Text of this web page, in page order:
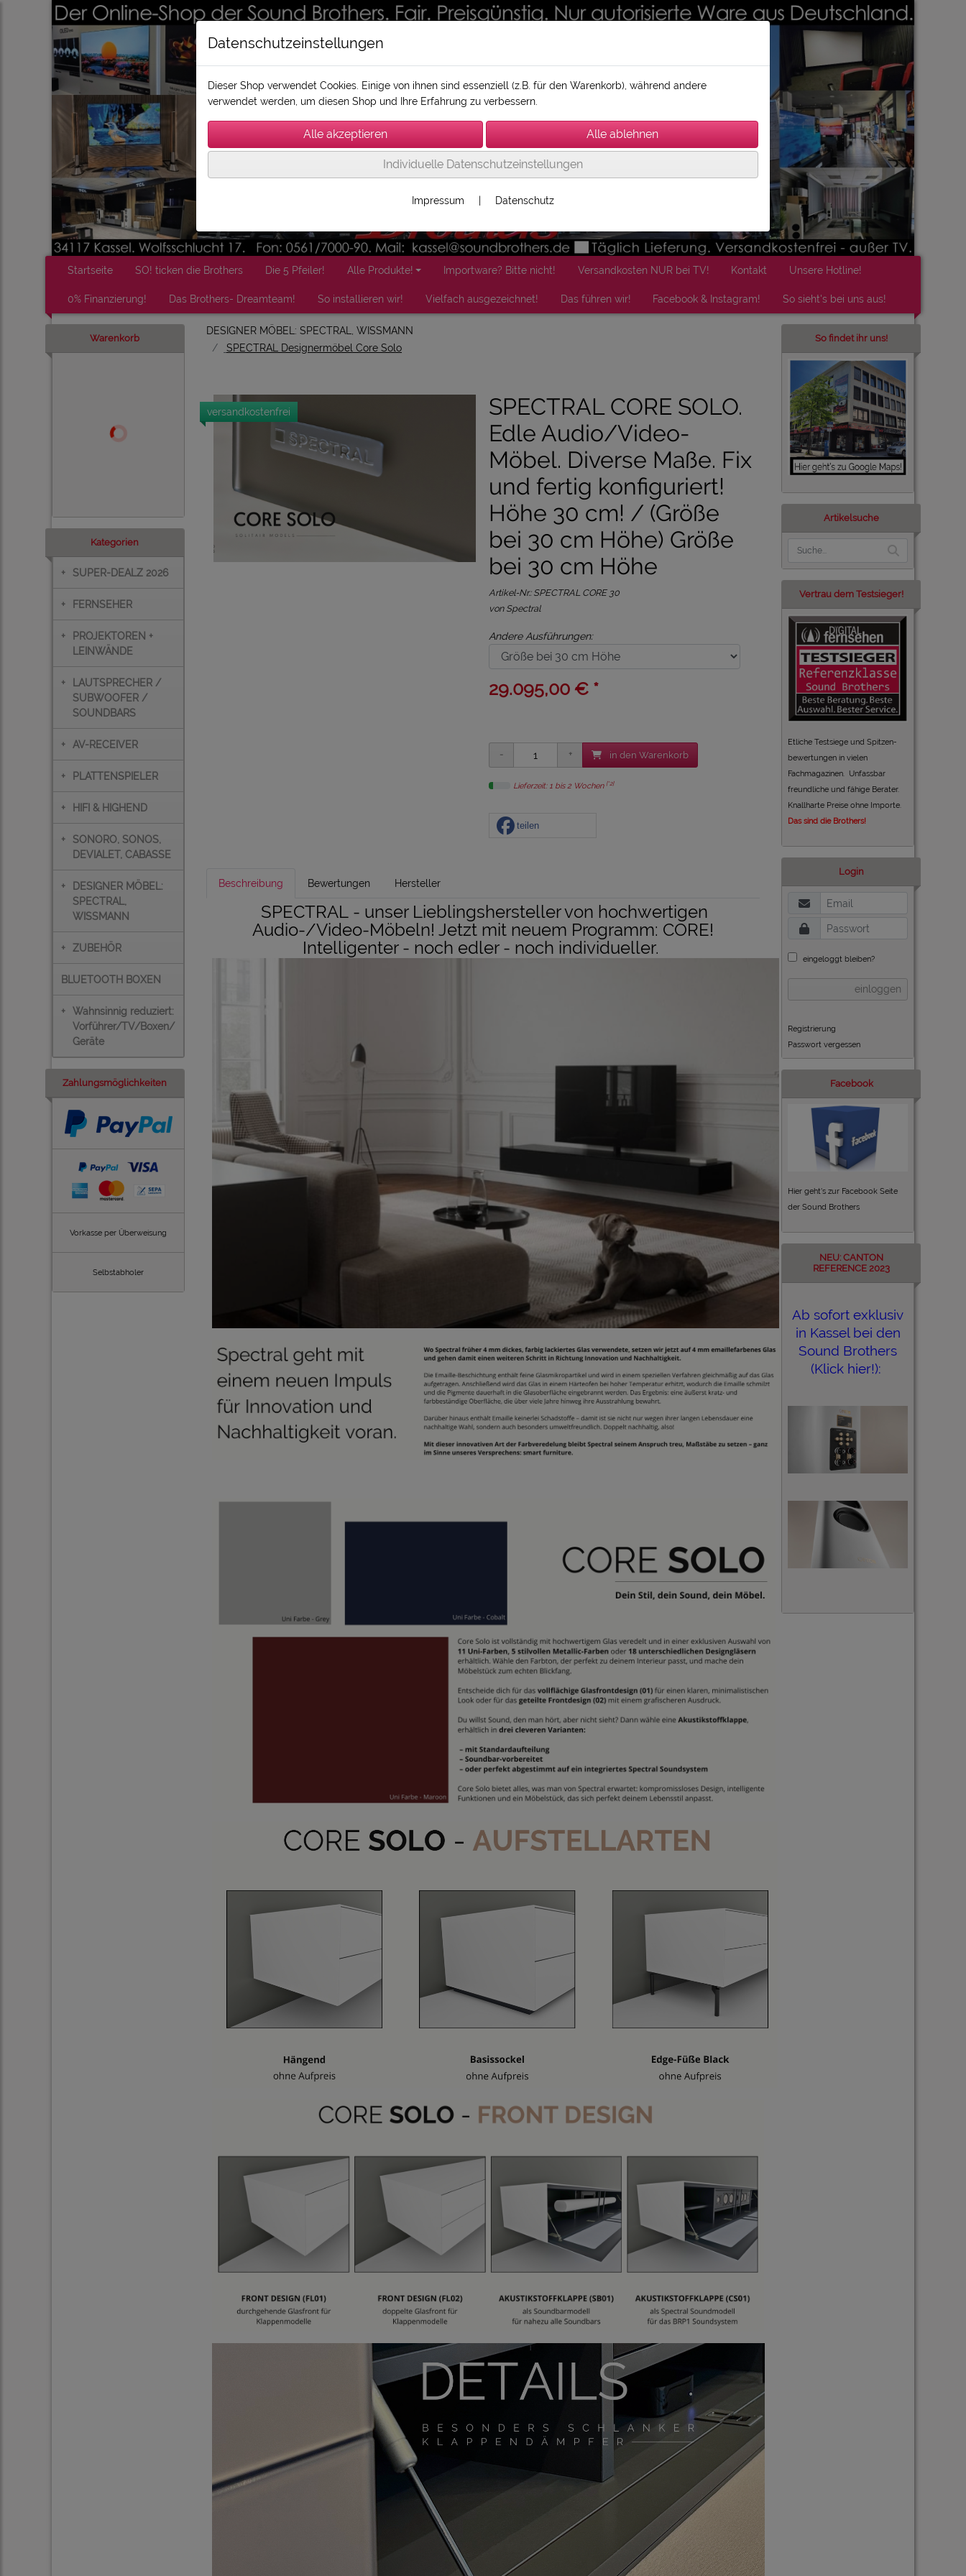
Startseite SO! ticken die Brothers Die 5 Pfeiler! Alle Produkte! Importware? Bitte nicht! Versandkosten NUR bei TV! Kontakt Unsere Hotline!
0% Finanzierung! Das Brothers- Dreamteam! So installieren wir! Vielfach ausgezeichnet! Das führen wir! Facebook & Instagram! So sieht's bei uns aus!
Warenkorb
Kategorien
+ SUPER-DEALZ 2026
+ FERNSEHER
+
PROJEKTOREN +
LEINWÄNDE
+
LAUTSPRECHER /
SUBWOOFER /
SOUNDBARS
+ AV-RECEIVER
+ PLATTENSPIELER
+ HIFI & HIGHEND
+
SONORO, SONOS,
DEVIALET, CABASSE
+
DESIGNER MÖBEL:
SPECTRAL,
WISSMANN
+ ZUBEHÖR
BLUETOOTH BOXEN
+ Wahnsinnig reduziert:
Vorführer/TV/Boxen/
Geräte
Zahlungsmöglichkeiten
Vorkasse per Überweisung
Selbstabholer
DESIGNER MÖBEL: SPECTRAL, WISSMANN
SPECTRAL Designermöbel Core Solo
versandkostenfrei
SPECTRAL CORE SOLO.
Edle Audio/Video-
Möbel. Diverse Maße. Fix
und fertig konfiguriert!
Höhe 30 cm! / (Größe
bei 30 cm Höhe) Größe
bei 30 cm Höhe
Artikel-Nr.: SPECTRAL CORE 30
von Spectral
Andere Ausführungen:
29.095,00 € *
in den Warenkorb
Lieferzeit: 1 bis 2 Wochen [*2]
teilen
Beschreibung Bewertungen Hersteller
SPECTRAL - unser Lieblingshersteller von hochwertigen
Audio-/Video-Möbeln! Jetzt mit neuem Programm: CORE!
Intelligenter - noch edler - noch individueller.
So findet ihr uns!
Artikelsuche
Vertrau dem Testsieger!
Etliche Testsiege und Spitzen-
bewertungen in vielen
Fachmagazinen. Unfassbar
freundliche und fähige Berater.
Knallharte Preise ohne Importe.
Das sind die Brothers!
Login
eingeloggt bleiben?
einloggen
Registrierung
Passwort vergessen
Facebook
Hier geht's zur Facebook Seite
der Sound Brothers
NEU: CANTON
REFERENCE 2023
Ab sofort exklusiv
in Kassel bei den
Sound Brothers
(Klick hier!):
Datenschutzeinstellungen
Dieser Shop verwendet Cookies. Einige von ihnen sind essenziell (z.B. für den Warenkorb), während andere
verwendet werden, um diesen Shop und Ihre Erfahrung zu verbessern.
Individuelle Datenschutzeinstellungen
Impressum Datenschutz